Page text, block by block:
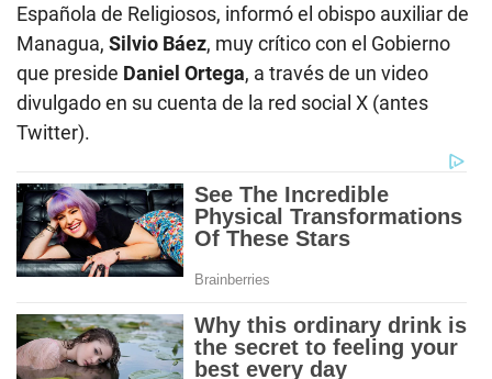
Española de Religiosos, informó el obispo auxiliar de
Managua, Silvio Báez, muy crítico con el Gobierno
que preside Daniel Ortega, a través de un video
divulgado en su cuenta de la red social X (antes
Twitter).